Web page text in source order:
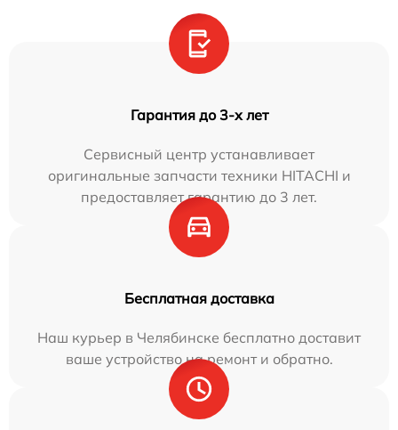
Гарантия до 3-х лет
Сервисный центр устанавливает
оригинальные запчасти техники HITACHI и
предоставляет гарантию до 3 лет.
Бесплатная доставка
Наш курьер в Челябинске бесплатно доставит
ваше устройство на ремонт и обратно.